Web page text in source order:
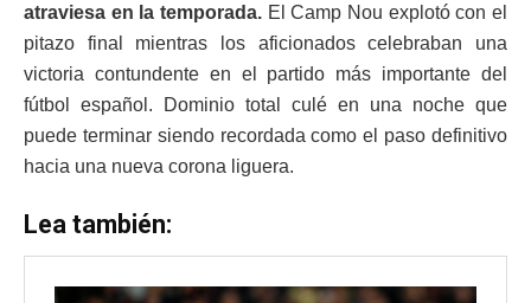
atraviesa en la temporada. El Camp Nou explotó con el
pitazo final mientras los aficionados celebraban una
victoria contundente en el partido más importante del
fútbol español. Dominio total culé en una noche que
puede terminar siendo recordada como el paso definitivo
hacia una nueva corona liguera.
Lea también: